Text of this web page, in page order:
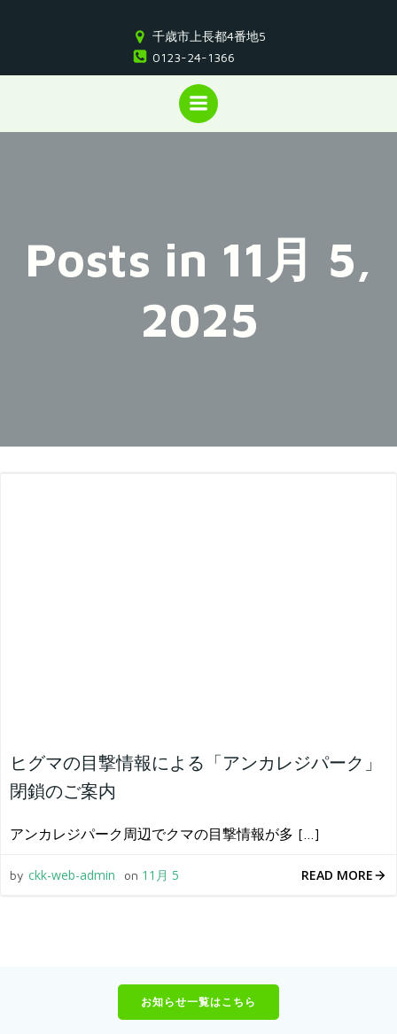
ン
テ
ン
ツ
へ
ス
千歳市上長都4番地5
0123-24-1366
Posts in 11月 5,
2025
ヒグマの目撃情報による「アンカレジパーク」
閉鎖のご案内
アンカレジパーク周辺でクマの目撃情報が多 […]
by ckk-web-admin on 11月 5 READ MORE
お知らせ一覧はこちら